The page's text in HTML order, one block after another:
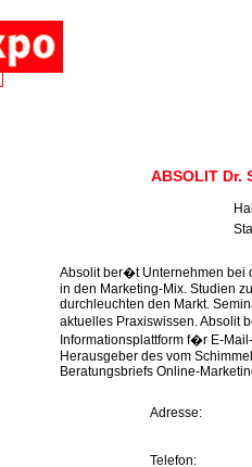
ABSOLIT Dr.
Absolit ber�t Unternehmen bei
in den Marketing-Mix. Studien
durchleuchten den Markt.
aktuelles Praxiswissen. Absolit
Informationsplattform f�r E-
Herausgeber des vom
Beratungsbriefs Online-
Adresse:
Telefon: